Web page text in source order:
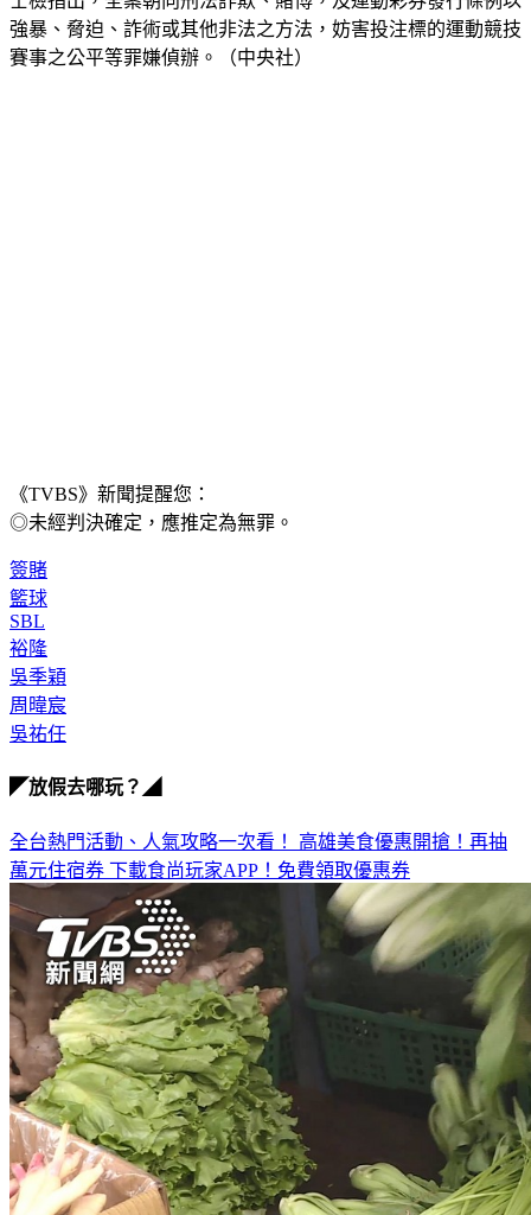
賽事之公平等罪嫌偵辦。（中央社）
◎未經判決確定，應推定為無罪。
籃球
SBL
裕隆
吳季穎
周暐宸
吳祐任
萬元住宿券下載食尚玩家APP！免費領取優惠券